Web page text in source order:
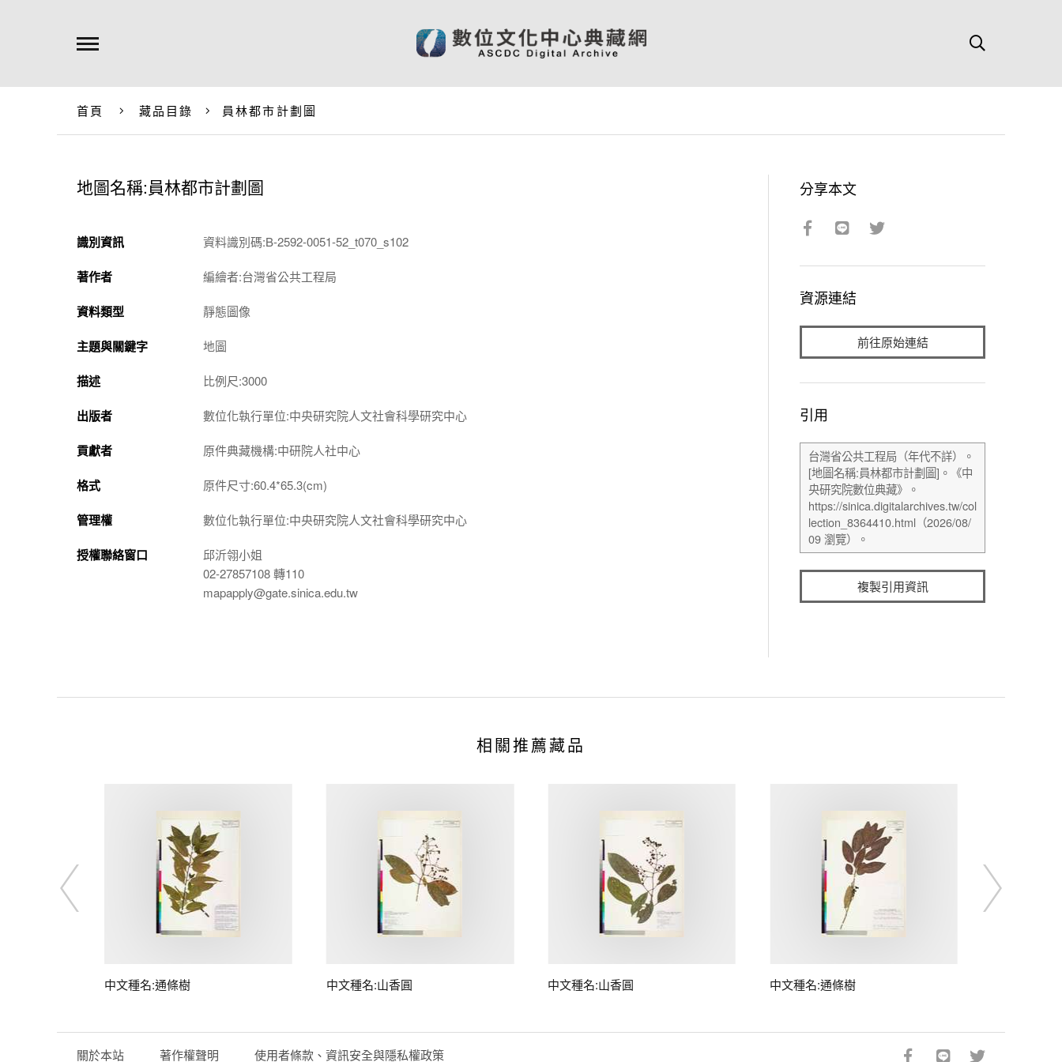
首頁 藏品目錄 員林都市計劃圖
地圖名稱:員林都市計劃圖
識別資訊 資料識別碼:B-2592-0051-52_t070_s102
著作者 編繪者:台灣省公共工程局
資料類型 靜態圖像
主題與關鍵字 地圖
描述 比例尺:3000
出版者 數位化執行單位:中央研究院人文社會科學研究中心
貢獻者 原件典藏機構:中研院人社中心
格式 原件尺寸:60.4*65.3(cm)
管理權 數位化執行單位:中央研究院人文社會科學研究中心
授權聯絡窗口
邱沂翎小姐
02-27857108 轉110
mapapply@gate.sinica.edu.tw
分享本文
資源連結
前往原始連結
引用
複製引用資訊
相關推薦藏品
中文種名:通條樹 中文種名:山香圓 中文種名:山香圓 中文種名:通條樹
關於本站 著作權聲明 使用者條款、資訊安全與隱私權政策